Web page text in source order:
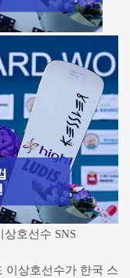
호선수 SNS
이상호선수가 한국 스